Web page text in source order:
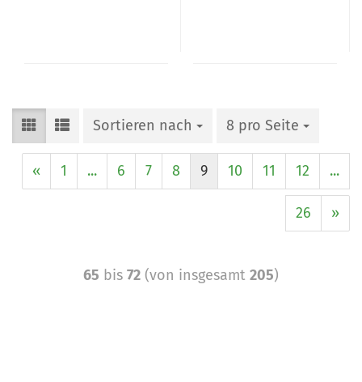
Sortieren nach 8 pro Seite
« 1 ... 6 7 8 9 10 11 12 ...
26 »
65 bis 72 (von insgesamt 205)